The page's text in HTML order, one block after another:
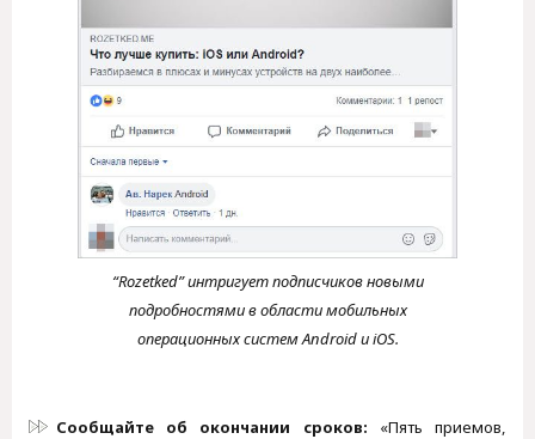
“Rozetked” интригует подписчиков новыми
подробностями в области мобильных
операционных систем Android и iOS.
Сообщайте об окончании сроков: «Пять приемов,